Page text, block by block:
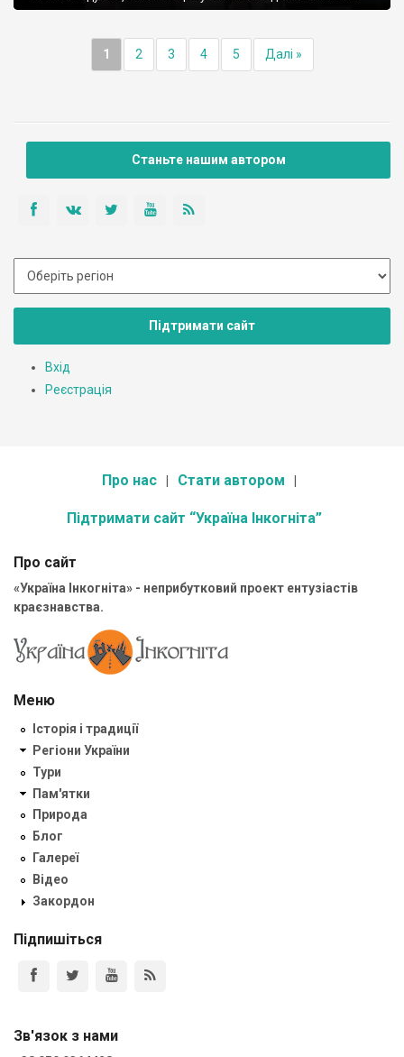
1 2 3 4 5 Далі »
Станьте нашим автором
Підтримати сайт
Вхід
Реєстрація
Про нас Стати автором
Підтримати сайт “Україна Інкогніта”
Про сайт
«Україна Інкогніта» - неприбутковий проект ентузіастів
краєзнавства.
Меню
Історія і традиції
Регіони України
Тури
Пам'ятки
Природа
Блог
Галереї
Відео
Закордон
Підпишіться
Зв'язок з нами